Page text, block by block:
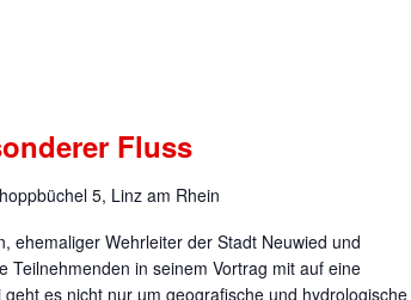
Fluss
5, Linz am Rhein
ehemaliger Wehrleiter der Stadt Neuwied und
in seinem Vortrag mit auf eine
es nicht nur um geografische und hydrologische